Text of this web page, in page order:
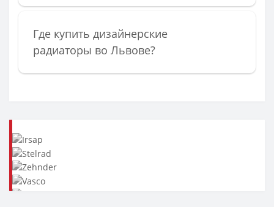
Где купить дизайнерские
радиаторы во Львове?